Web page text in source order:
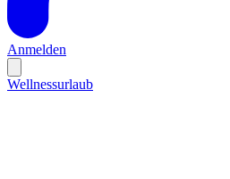
Anmelden
Wellnessurlaub